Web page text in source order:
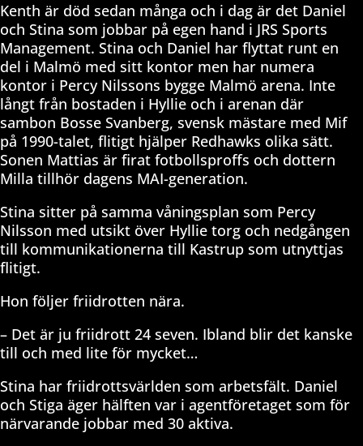
Kenth är död sedan många och i dag är det Daniel
och Stina som jobbar på egen hand i JRS Sports
Management. Stina och Daniel har flyttat runt en
del i Malmö med sitt kontor men har numera
kontor i Percy Nilssons bygge Malmö arena. Inte
långt från bostaden i Hyllie och i arenan där
sambon Bosse Svanberg, svensk mästare med Mif
på 1990-talet, flitigt hjälper Redhawks olika sätt.
Sonen Mattias är firat fotbollsproffs och dottern
Milla tillhör dagens MAI-generation.
Stina sitter på samma våningsplan som Percy
Nilsson med utsikt över Hyllie torg och nedgången
till kommunikationerna till Kastrup som utnyttjas
flitigt.
Hon följer friidrotten nära.
– Det är ju friidrott 24 seven. Ibland blir det kanske
till och med lite för mycket…
Stina har friidrottsvärlden som arbetsfält. Daniel
och Stiga äger hälften var i agentföretaget som för
närvarande jobbar med 30 aktiva.